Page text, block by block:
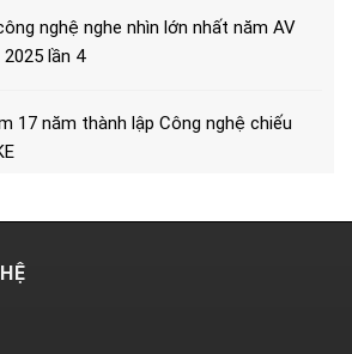
nghệ nghe nhìn lớn nhất năm AV
lần 4
17 năm thành lập Công nghệ chiếu